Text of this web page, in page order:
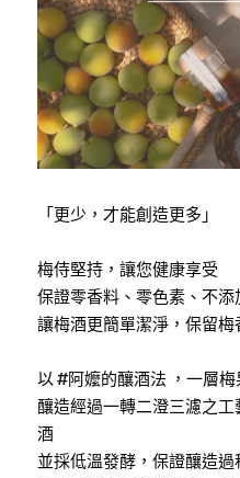
「更少，才能創造更多」
梅侍堅持，讓您健康享受
保證零香料、零色素、不
讓梅酒更簡單潔淨，保留梅
以 #阿嬤的釀酒法 ，一層
釀造經過一轉二澄三濾之
酒
並採低溫發酵，保證釀造